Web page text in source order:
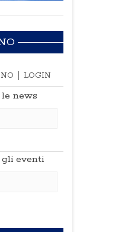
LOGIN
news
eventi